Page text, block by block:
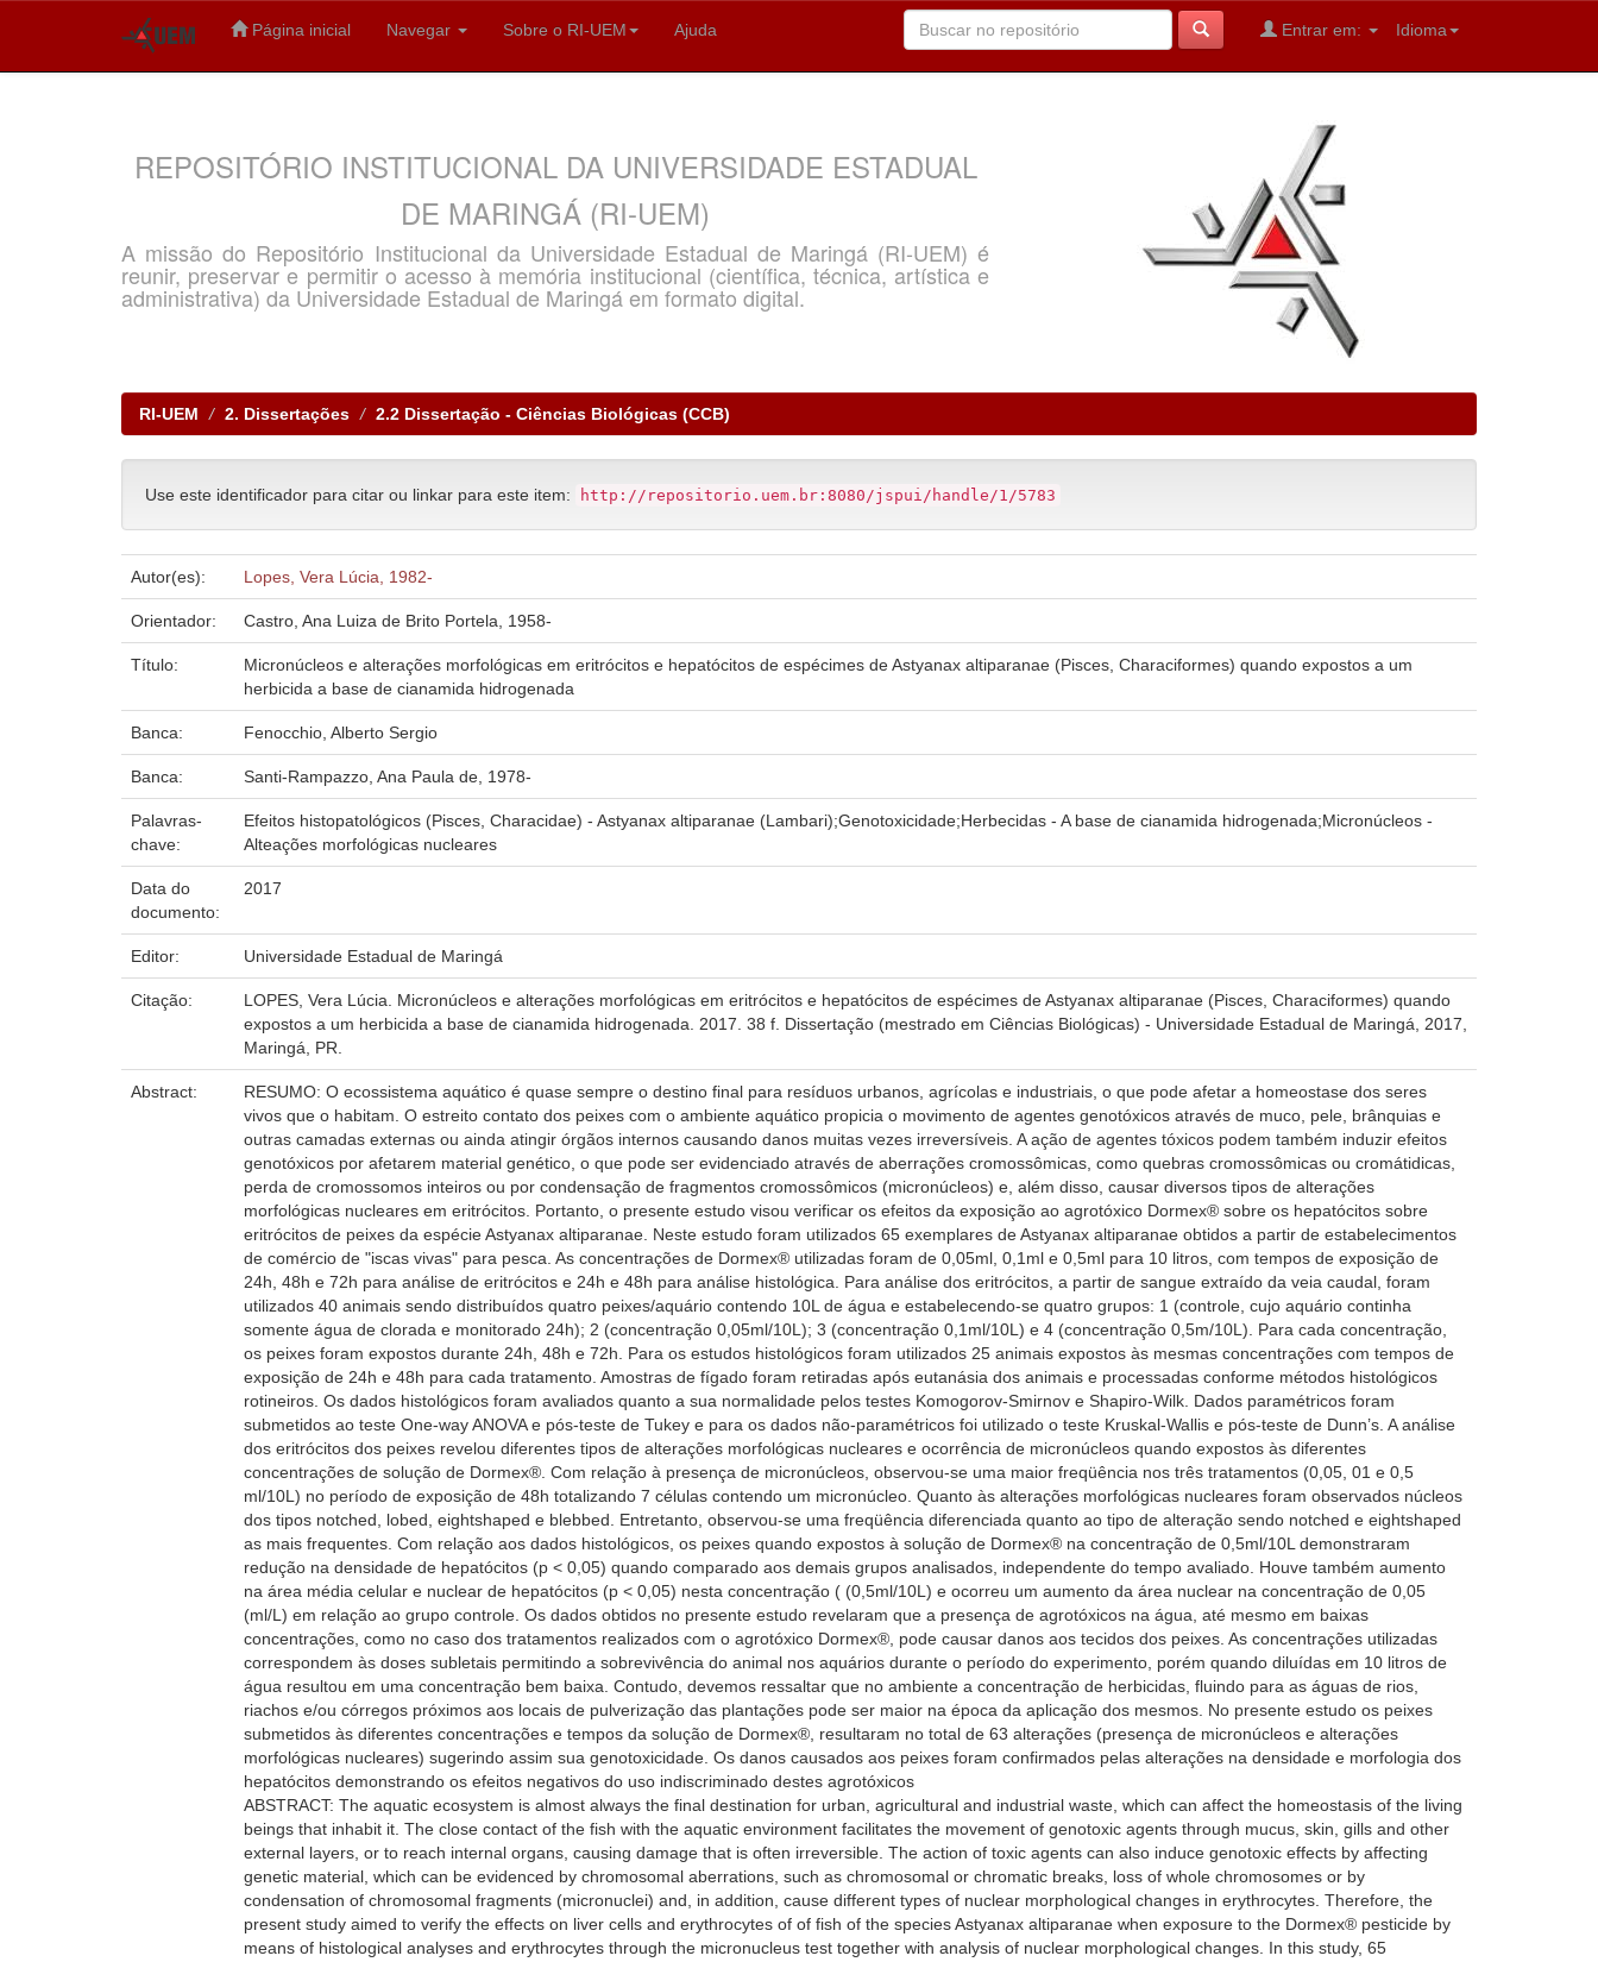
Página inicial Navegar Sobre o RI-UEM Ajuda Idioma
Entrar em:
REPOSITÓRIO INSTITUCIONAL DA UNIVERSIDADE ESTADUAL
DE MARINGÁ (RI-UEM)
A missão do Repositório Institucional da Universidade Estadual de Maringá (RI-UEM) é
reunir, preservar e permitir o acesso à memória institucional (científica, técnica, artística e
administrativa) da Universidade Estadual de Maringá em formato digital.
RI-UEM 2. Dissertações 2.2 Dissertação - Ciências Biológicas (CCB)
Use este identificador para citar ou linkar para este item: http://repositorio.uem.br:8080/jspui/handle/1/5783
Autor(es): Lopes, Vera Lúcia, 1982-
Orientador: Castro, Ana Luiza de Brito Portela, 1958-
Título:
Micronúcleos e alterações morfológicas em eritrócitos e hepatócitos de espécimes de Astyanax altiparanae (Pisces, Characiformes) quando expostos a um
herbicida a base de cianamida hidrogenada
Banca: Fenocchio, Alberto Sergio
Banca: Santi-Rampazzo, Ana Paula de, 1978-
Palavras-
chave:
Efeitos histopatológicos (Pisces, Characidae) - Astyanax altiparanae (Lambari);Genotoxicidade;Herbecidas - A base de cianamida hidrogenada;Micronúcleos -
Alteações morfológicas nucleares
Data do
documento:
2017
Editor: Universidade Estadual de Maringá
Citação:
LOPES, Vera Lúcia. Micronúcleos e alterações morfológicas em eritrócitos e hepatócitos de espécimes de Astyanax altiparanae (Pisces, Characiformes) quando
expostos a um herbicida a base de cianamida hidrogenada. 2017. 38 f. Dissertação (mestrado em Ciências Biológicas) - Universidade Estadual de Maringá, 2017,
Maringá, PR.
Abstract:
RESUMO: O ecossistema aquático é quase sempre o destino final para resíduos urbanos, agrícolas e industriais, o que pode afetar a homeostase dos seres
vivos que o habitam. O estreito contato dos peixes com o ambiente aquático propicia o movimento de agentes genotóxicos através de muco, pele, brânquias e
outras camadas externas ou ainda atingir órgãos internos causando danos muitas vezes irreversíveis. A ação de agentes tóxicos podem também induzir efeitos
genotóxicos por afetarem material genético, o que pode ser evidenciado através de aberrações cromossômicas, como quebras cromossômicas ou cromátidicas,
perda de cromossomos inteiros ou por condensação de fragmentos cromossômicos (micronúcleos) e, além disso, causar diversos tipos de alterações
morfológicas nucleares em eritrócitos. Portanto, o presente estudo visou verificar os efeitos da exposição ao agrotóxico Dormex® sobre os hepatócitos sobre
eritrócitos de peixes da espécie Astyanax altiparanae. Neste estudo foram utilizados 65 exemplares de Astyanax altiparanae obtidos a partir de estabelecimentos
de comércio de "iscas vivas" para pesca. As concentrações de Dormex® utilizadas foram de 0,05ml, 0,1ml e 0,5ml para 10 litros, com tempos de exposição de
24h, 48h e 72h para análise de eritrócitos e 24h e 48h para análise histológica. Para análise dos eritrócitos, a partir de sangue extraído da veia caudal, foram
utilizados 40 animais sendo distribuídos quatro peixes/aquário contendo 10L de água e estabelecendo-se quatro grupos: 1 (controle, cujo aquário continha
somente água de clorada e monitorado 24h); 2 (concentração 0,05ml/10L); 3 (concentração 0,1ml/10L) e 4 (concentração 0,5m/10L). Para cada concentração,
os peixes foram expostos durante 24h, 48h e 72h. Para os estudos histológicos foram utilizados 25 animais expostos às mesmas concentrações com tempos de
exposição de 24h e 48h para cada tratamento. Amostras de fígado foram retiradas após eutanásia dos animais e processadas conforme métodos histológicos
rotineiros. Os dados histológicos foram avaliados quanto a sua normalidade pelos testes Komogorov-Smirnov e Shapiro-Wilk. Dados paramétricos foram
submetidos ao teste One-way ANOVA e pós-teste de Tukey e para os dados não-paramétricos foi utilizado o teste Kruskal-Wallis e pós-teste de Dunn’s. A análise
dos eritrócitos dos peixes revelou diferentes tipos de alterações morfológicas nucleares e ocorrência de micronúcleos quando expostos às diferentes
concentrações de solução de Dormex®. Com relação à presença de micronúcleos, observou-se uma maior freqüência nos três tratamentos (0,05, 01 e 0,5
ml/10L) no período de exposição de 48h totalizando 7 células contendo um micronúcleo. Quanto às alterações morfológicas nucleares foram observados núcleos
dos tipos notched, lobed, eightshaped e blebbed. Entretanto, observou-se uma freqüência diferenciada quanto ao tipo de alteração sendo notched e eightshaped
as mais frequentes. Com relação aos dados histológicos, os peixes quando expostos à solução de Dormex® na concentração de 0,5ml/10L demonstraram
redução na densidade de hepatócitos (p < 0,05) quando comparado aos demais grupos analisados, independente do tempo avaliado. Houve também aumento
na área média celular e nuclear de hepatócitos (p < 0,05) nesta concentração ( (0,5ml/10L) e ocorreu um aumento da área nuclear na concentração de 0,05
(ml/L) em relação ao grupo controle. Os dados obtidos no presente estudo revelaram que a presença de agrotóxicos na água, até mesmo em baixas
concentrações, como no caso dos tratamentos realizados com o agrotóxico Dormex®, pode causar danos aos tecidos dos peixes. As concentrações utilizadas
correspondem às doses subletais permitindo a sobrevivência do animal nos aquários durante o período do experimento, porém quando diluídas em 10 litros de
água resultou em uma concentração bem baixa. Contudo, devemos ressaltar que no ambiente a concentração de herbicidas, fluindo para as águas de rios,
riachos e/ou córregos próximos aos locais de pulverização das plantações pode ser maior na época da aplicação dos mesmos. No presente estudo os peixes
submetidos às diferentes concentrações e tempos da solução de Dormex®, resultaram no total de 63 alterações (presença de micronúcleos e alterações
morfológicas nucleares) sugerindo assim sua genotoxicidade. Os danos causados aos peixes foram confirmados pelas alterações na densidade e morfologia dos
hepatócitos demonstrando os efeitos negativos do uso indiscriminado destes agrotóxicos
ABSTRACT: The aquatic ecosystem is almost always the final destination for urban, agricultural and industrial waste, which can affect the homeostasis of the living
beings that inhabit it. The close contact of the fish with the aquatic environment facilitates the movement of genotoxic agents through mucus, skin, gills and other
external layers, or to reach internal organs, causing damage that is often irreversible. The action of toxic agents can also induce genotoxic effects by affecting
genetic material, which can be evidenced by chromosomal aberrations, such as chromosomal or chromatic breaks, loss of whole chromosomes or by
condensation of chromosomal fragments (micronuclei) and, in addition, cause different types of nuclear morphological changes in erythrocytes. Therefore, the
present study aimed to verify the effects on liver cells and erythrocytes of of fish of the species Astyanax altiparanae when exposure to the Dormex® pesticide by
means of histological analyses and erythrocytes through the micronucleus test together with analysis of nuclear morphological changes. In this study, 65